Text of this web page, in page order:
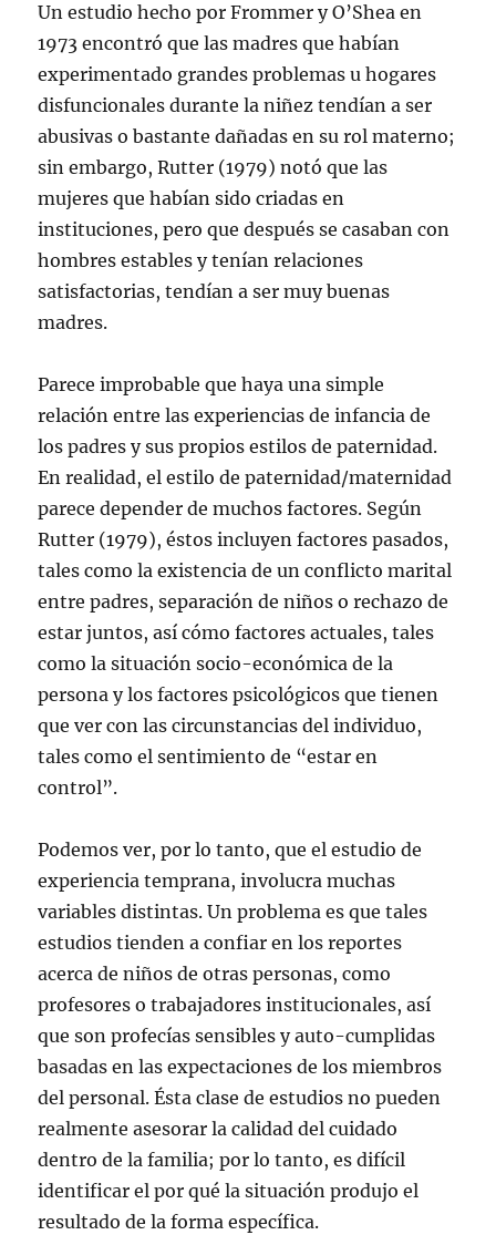
Un estudio hecho por Frommer y O’Shea en
1973 encontró que las madres que habían
experimentado grandes problemas u hogares
disfuncionales durante la niñez tendían a ser
abusivas o bastante dañadas en su rol materno;
sin embargo, Rutter (1979) notó que las
mujeres que habían sido criadas en
instituciones, pero que después se casaban con
hombres estables y tenían relaciones
satisfactorias, tendían a ser muy buenas
madres.
Parece improbable que haya una simple
relación entre las experiencias de infancia de
los padres y sus propios estilos de paternidad.
En realidad, el estilo de paternidad/maternidad
parece depender de muchos factores. Según
Rutter (1979), éstos incluyen factores pasados,
tales como la existencia de un conflicto marital
entre padres, separación de niños o rechazo de
estar juntos, así cómo factores actuales, tales
como la situación socio-económica de la
persona y los factores psicológicos que tienen
que ver con las circunstancias del individuo,
tales como el sentimiento de “estar en
control”.
Podemos ver, por lo tanto, que el estudio de
experiencia temprana, involucra muchas
variables distintas. Un problema es que tales
estudios tienden a confiar en los reportes
acerca de niños de otras personas, como
profesores o trabajadores institucionales, así
que son profecías sensibles y auto-cumplidas
basadas en las expectaciones de los miembros
del personal. Ésta clase de estudios no pueden
realmente asesorar la calidad del cuidado
dentro de la familia; por lo tanto, es difícil
identificar el por qué la situación produjo el
resultado de la forma específica.